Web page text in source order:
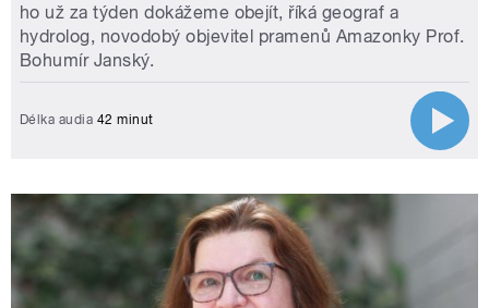
ho už za týden dokážeme obejít, říká geograf a
hydrolog, novodobý objevitel pramenů Amazonky Prof.
Bohumír Janský.
Délka audia 42 minut